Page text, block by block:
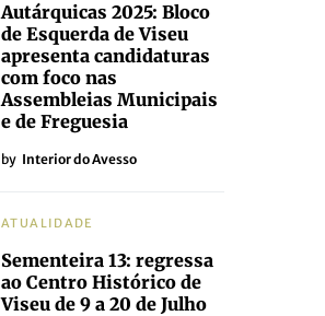
Autárquicas 2025: Bloco
de Esquerda de Viseu
apresenta candidaturas
com foco nas
Assembleias Municipais
e de Freguesia
by Interior do Avesso
ATUALIDADE
Sementeira 13: regressa
ao Centro Histórico de
Viseu de 9 a 20 de Julho